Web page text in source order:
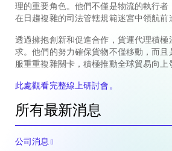
理的重要角色。他們不僅是物流的執行者
在日趨複雜的司法管轄規範迷宮中領航前
透過擁抱創新和促進合作，貨運代理積
求。他們的努力確保貨物不僅移動，而
服重重複雜關卡，積極推動全球貿易向上
此處觀看完整線上研討會。
所有最新消息
公司消息